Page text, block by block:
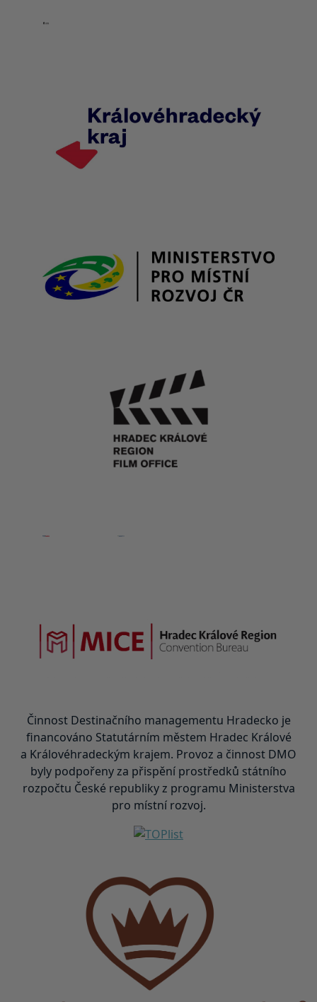
Činnost Destinačního managementu Hradecko je
financováno Statutárním městem Hradec Králové
a Královéhradeckým krajem. Provoz a činnost DMO
byly podpořeny za přispění prostředků státního
rozpočtu České republiky z programu Ministerstva
pro místní rozvoj.